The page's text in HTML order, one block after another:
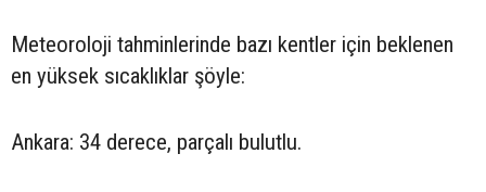
Meteoroloji tahminlerinde bazı kentler için beklenen
en yüksek sıcaklıklar şöyle:
Ankara: 34 derece, parçalı bulutlu.